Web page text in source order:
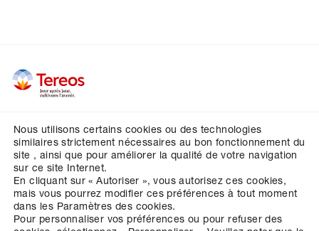
Vos contacts
Crédits
Mentions légales
Données personnelles
Nous utilisons certains cookies ou des technologies
similaires strictement nécessaires au bon fonctionnement du
site , ainsi que pour améliorer la qualité de votre navigation
sur ce site Internet.
En cliquant sur « Autoriser », vous autorisez ces cookies,
mais vous pourrez modifier ces préférences à tout moment
dans les Paramètres des cookies.
Pour personnaliser vos préférences ou pour refuser des